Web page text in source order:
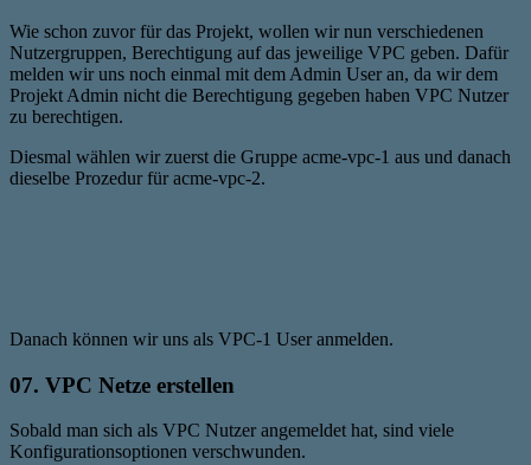
Wie schon zuvor für das Projekt, wollen wir nun verschiedenen
Nutzergruppen, Berechtigung auf das jeweilige VPC geben. Dafür
melden wir uns noch einmal mit dem Admin User an, da wir dem
Projekt Admin nicht die Berechtigung gegeben haben VPC Nutzer
zu berechtigen.
Diesmal wählen wir zuerst die Gruppe acme-vpc-1 aus und danach
dieselbe Prozedur für acme-vpc-2.
Danach können wir uns als VPC-1 User anmelden.
07. VPC Netze erstellen
Sobald man sich als VPC Nutzer angemeldet hat, sind viele
Konfigurationsoptionen verschwunden.